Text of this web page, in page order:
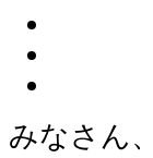
みなさん